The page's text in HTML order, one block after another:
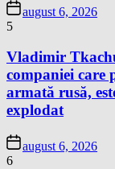
august 6, 2026
5
Vladimir
companiei care
armată rusă,
explodat
august 6, 2026
6